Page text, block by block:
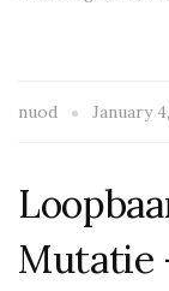
nuod January
Mutatie